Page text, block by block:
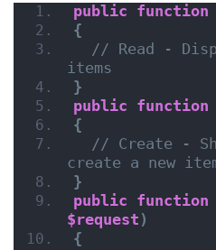
public function
{
// Read -
items
}
public function
{
// Create -
create a new
}
public function
$request )
{